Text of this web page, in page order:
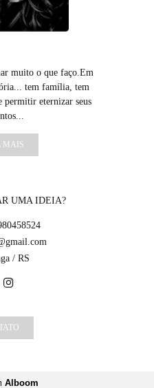
muito o que faço.Em
tem família, tem
eternizar seus
MAIS
UMA IDEIA?
/ RS
Alboom